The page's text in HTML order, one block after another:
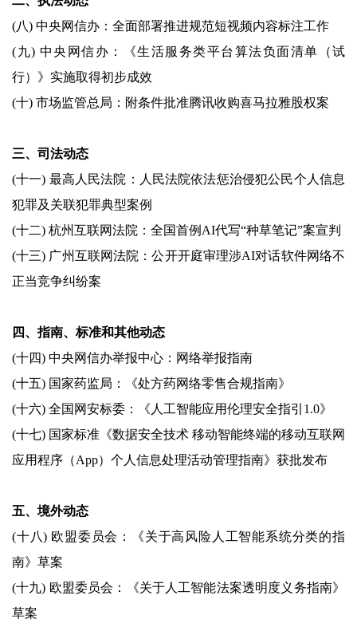
(八) 中央网信办：全面部署推进规范短视频内容标注工作
(九) 中央网信办：《生活服务类平台算法负面清单（试
行）》实施取得初步成效
(十) 市场监管总局：附条件批准腾讯收购喜马拉雅股权案
三、司法动态
(十一) 最高人民法院：人民法院依法惩治侵犯公民个人信息
犯罪及关联犯罪典型案例
(十二) 杭州互联网法院：全国首例AI代写“种草笔记”案宣判
(十三) 广州互联网法院：公开开庭审理涉AI对话软件网络不
正当竞争纠纷案
四、指南、标准和其他动态
(十四) 中央网信办举报中心：网络举报指南
(十五) 国家药监局：《处方药网络零售合规指南》
(十六) 全国网安标委：《人工智能应用伦理安全指引1.0》
(十七) 国家标准《数据安全技术 移动智能终端的移动互联网
应用程序（App）个人信息处理活动管理指南》获批发布
五、境外动态
(十八) 欧盟委员会：《关于高风险人工智能系统分类的指
南》草案
(十九) 欧盟委员会：《关于人工智能法案透明度义务指南》
草案